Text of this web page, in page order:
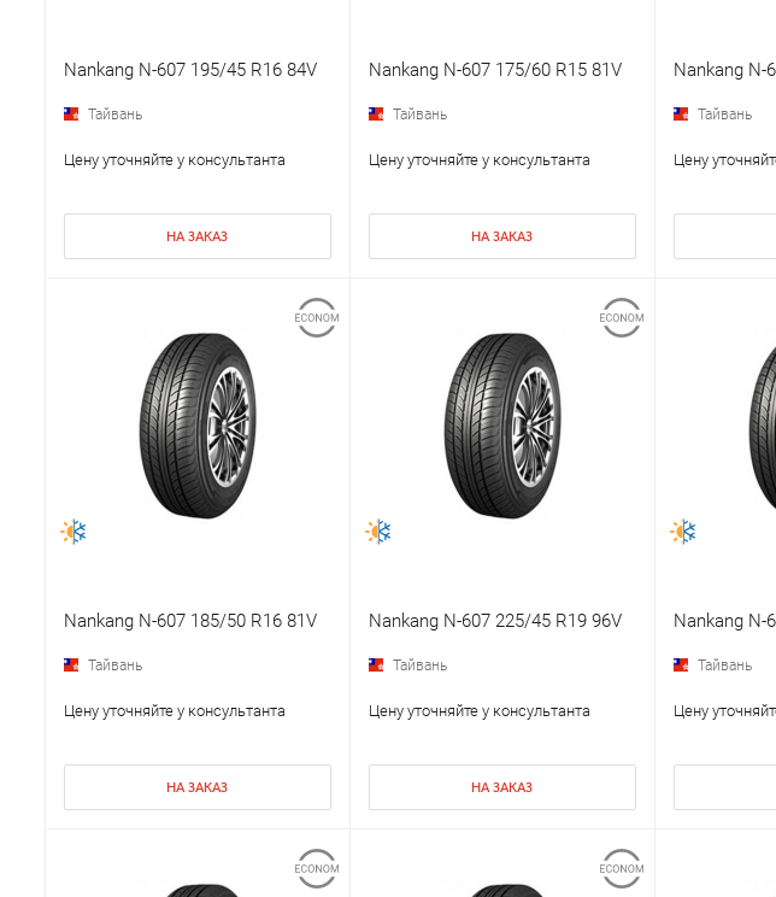
Nankang N-607 195/45 R16 84V
Тайвань
Цену уточняйте у консультанта
НА ЗАКАЗ
Nankang N-607 175/60 R15 81V
Тайвань
Цену уточняйте у консультанта
НА ЗАКАЗ
Nankang N-
Тайвань
Цену
Nankang N-607 185/50 R16 81V
Тайвань
Цену уточняйте у консультанта
НА ЗАКАЗ
Nankang N-607 225/45 R19 96V
Тайвань
Цену уточняйте у консультанта
НА ЗАКАЗ
Nankang N-
Тайвань
Цену